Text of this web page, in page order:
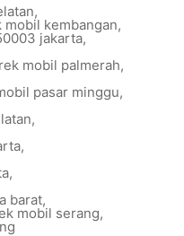
,
mobil kembangan,
jakarta,
mobil palmerah,
pasar minggu,
,
,
,
barat,
mobil serang,